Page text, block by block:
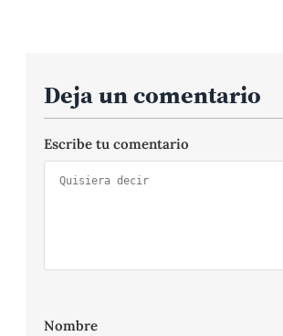
Deja un comentario
Escribe tu comentario
Nombre